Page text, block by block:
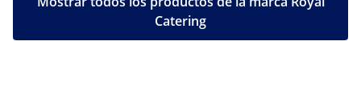
Catering